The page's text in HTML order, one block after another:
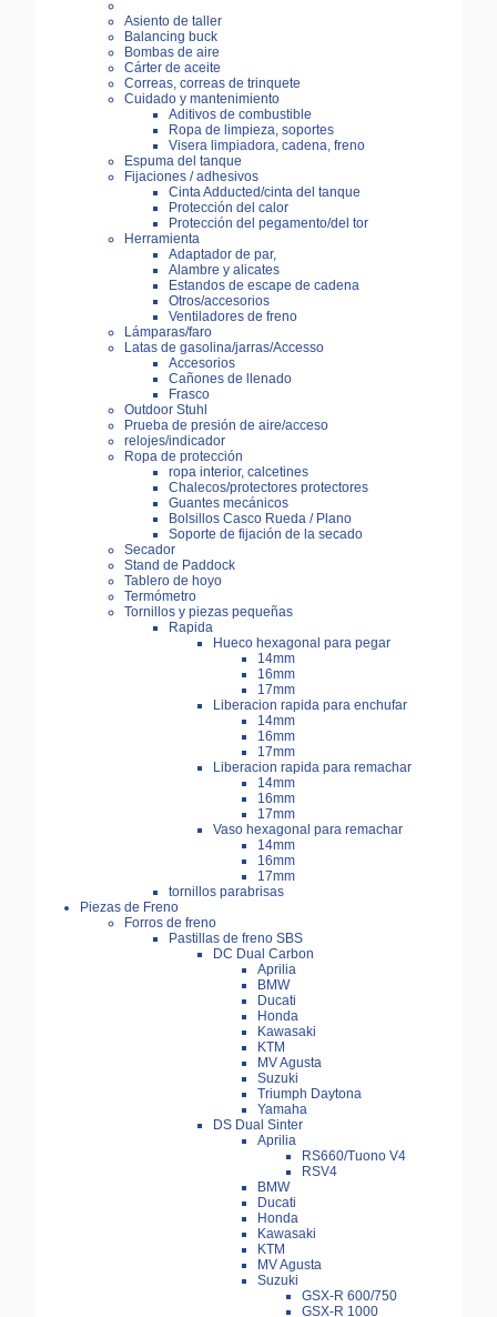
Asiento de taller
Balancing buck
Bombas de aire
Cárter de aceite
Correas, correas de trinquete
Cuidado y mantenimiento
Aditivos de combustible
Ropa de limpieza, soportes
Visera limpiadora, cadena, freno
Espuma del tanque
Fijaciones / adhesivos
Cinta Adducted/cinta del tanque
Protección del calor
Protección del pegamento/del tor
Herramienta
Adaptador de par,
Alambre y alicates
Estandos de escape de cadena
Otros/accesorios
Ventiladores de freno
Lámparas/faro
Latas de gasolina/jarras/Accesso
Accesorios
Cañones de llenado
Frasco
Outdoor Stuhl
Prueba de presión de aire/acceso
relojes/indicador
Ropa de protección
ropa interior, calcetines
Chalecos/protectores protectores
Guantes mecánicos
Bolsillos Casco Rueda / Plano
Soporte de fijación de la secado
Secador
Stand de Paddock
Tablero de hoyo
Termómetro
Tornillos y piezas pequeñas
Rapida
Hueco hexagonal para pegar
14mm
16mm
17mm
Liberacion rapida para enchufar
14mm
16mm
17mm
Liberacion rapida para remachar
14mm
16mm
17mm
Vaso hexagonal para remachar
14mm
16mm
17mm
tornillos parabrisas
Piezas de Freno
Forros de freno
Pastillas de freno SBS
DC Dual Carbon
Aprilia
BMW
Ducati
Honda
Kawasaki
KTM
MV Agusta
Suzuki
Triumph Daytona
Yamaha
DS Dual Sinter
Aprilia
RS660/Tuono V4
RSV4
BMW
Ducati
Honda
Kawasaki
KTM
MV Agusta
Suzuki
GSX-R 600/750
GSX-R 1000